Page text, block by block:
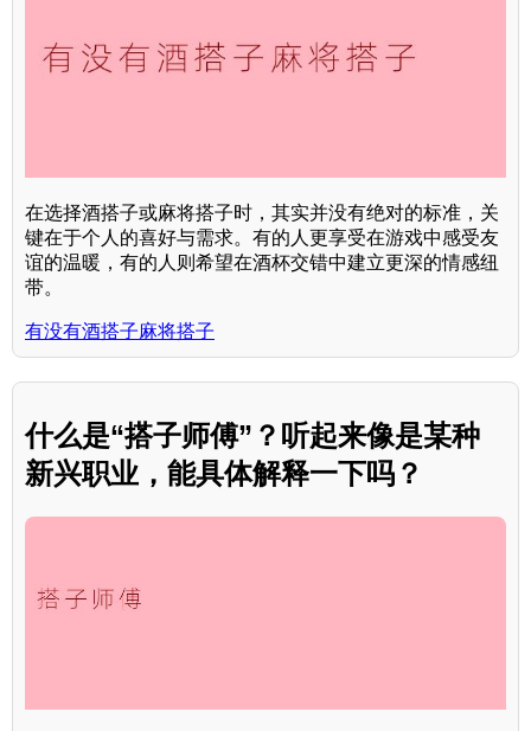
在选择酒搭子或麻将搭子时，其实并没有绝对的标准，关
键在于个人的喜好与需求。有的人更享受在游戏中感受友
谊的温暖，有的人则希望在酒杯交错中建立更深的情感纽
带。
有没有酒搭子麻将搭子
什么是“搭子师傅”？听起来像是某种
新兴职业，能具体解释一下吗？